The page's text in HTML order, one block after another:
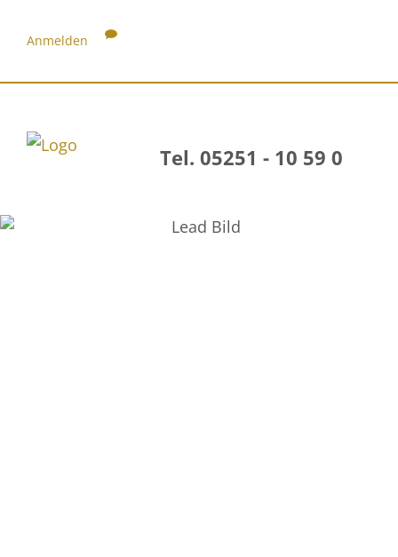
Anmelden
Tel. 05251 - 10 59 0